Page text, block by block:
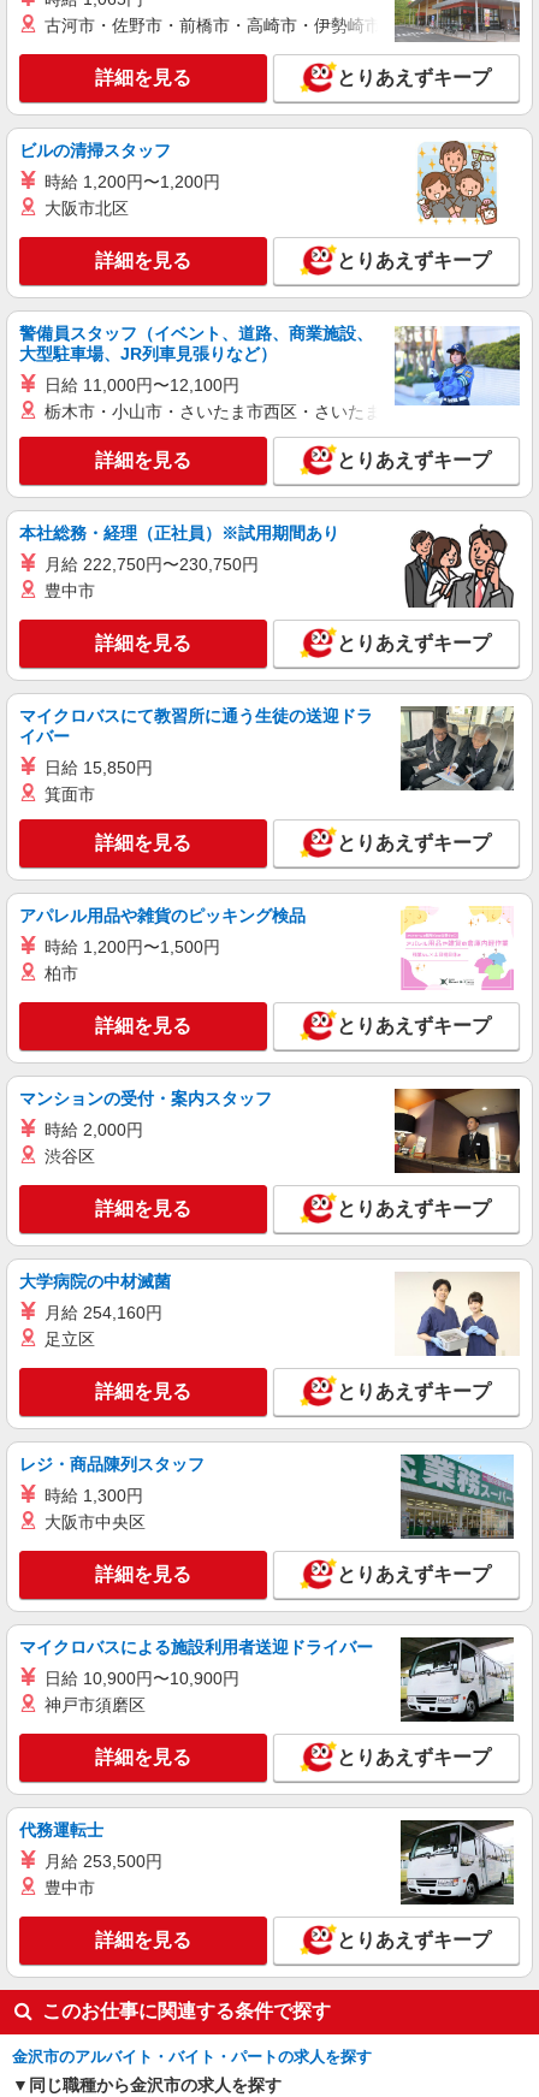
紹介予定派遣
【softbank】の携帯販売スタッフ
時給1500円〜1600円（経験・能力による） ※
残業代支給 ★交通費別途支給（規定あり） ゜
+゜・。○。・゜+゜・。○。・゜+゜ 入社祝い金10
万円支給(規定有) お友達を紹介頂くと, インセンテ
有）★ ゜・。○。・゜+゜・。○。・゜+゜
石川県金沢市のsoftbankショップ
詳細を見る
株式会社シエロ
スマホ携帯販売【楽天モバイル】
未経験：月給26万円〜 経験者：月給27万円〜
※残業代支給 ★交通費別途支給（規定あり） ゜
+゜・。○。・゜+゜・。○。・゜+゜ 入社祝い金10
万円支給(規定有) お友達を紹介頂くと, インセンテ
ィブ支給(規定有) ゜・。○。・゜+゜・。○。・゜
+゜
石川県金沢市の家電量販店
キープ 詳細を見る
株式会社シエロ
スマホ携帯販売【エーユー】
月給259200円 ※残業手当別途支給 ※研修期間
6か月・時給1500円〜 ★交通費別途支給（規定あ
り） ゜+゜・。○。・゜+゜・。○。・゜+゜ 入社
祝い金10万円支給(規定有) お友達を紹介頂くと, イ
ンセンティブ支給(規定有) ゜・。○。・゜+゜・。
○。・゜+゜
石川県金沢市の家電量販店
キープ 詳細を見る
派遣社員
株式会社シエロ
月給259200円 ※残業手当別途支給 ※研修期間
6か月・時給1500円〜 ★交通費別途支給（規定あ
祝い金10万円支給(規定有) お友達を紹介頂くと, イ
ンセンティブ支給(規定有) ゜・。○。・゜+゜・。
○。・゜+゜
石川県金沢市の家電量販店
キープ 詳細を見る
派遣社員
株式会社シエロ
【softbank】人気機種に詳しくなれる携帯販
売
給与 大卒・院卒：月給210000円〜350000
円 短大・専門卒：月給205000円〜350000
円 高卒：月給200000円〜350000
円 ※別途支給（時間外手当、地域手当、役割手
当、資格手当） ※個人実績に応じて報奨金・イン
センティブあり ※経験・能力・年齢を考慮して金
額を決定致します。 ＜補足事項＞ ・資格手当・役
割手当・地域手当（規定に応じて支給） ★交通費
別途支給（規定あり） ゜+゜・。○。・゜+゜ 入社
祝い金10万円支給(規定有) お友達を紹介頂くと, イ
ンセンティブ支給(規定有) ゜・。○。・゜+゜・。
石川県金沢市のsoftbankショップ
キープ 詳細を見る
株式会社シエロ
【楽天モバイル】の携帯販売スタッフ
月給245250円〜 ※残業代支給 ★交通費別途支
給（規定あり） ゜+゜・。○。・゜+゜・。
○。・゜+゜ 入社祝い金10万円支給(規定有) お友達
を紹介頂くと, インセンティブ支給(規定有) ゜・。
○。・゜+゜・。○。・゜+゜
石川県金沢市の楽天モバイルショップ
キープ 詳細を見る
紹介予定派遣
株式会社シエロ
携帯販売スタッフ
時給1250円〜1650円（経験・能力による） ※
残業代支給 ★交通費別途支給（規定あり） ゜
+゜・。○。・゜+゜・。○。・゜+゜ 入社祝い金10
万円支給(規定有) お友達を紹介頂くと, インセンテ
ィブ支給(規定有) ★月2回払い・週払い可能（規程
有）★ ゜・。○。・゜+゜・。○。・゜+゜
石川県金沢市の携帯ショップ
キープ 詳細を見る
紹介予定派遣
【ソフトバンク】の店舗スタッフ
給与 大卒・院卒：月給210000円〜350000
円 短大・専門卒：月給205000円〜350000
円 高卒：月給200000円〜350000
円 ※別途支給（時間外手当、地域手当、役割手
当、資格手当） ※個人実績に応じて報奨金・イン
センティブあり ※経験・能力・年齢を考慮して金
額を決定致します。 ＜補足事項＞ ・資格手当・役
割手当・地域手当（規定に応じて支給） ★交通費
別途支給（規定あり） ゜+゜・。○。・゜+゜ 入社
ンセンティブ支給(規定有) ゜・。○。・゜+゜・。
石川県金沢市のsoftbankショップ
キープ 詳細を見る
古河市・佐野市・前橋市・高崎市・伊勢崎市・太田市・館林市
詳細を見る とりあえずキープ
ビルの清掃スタッフ
時給 1,200円〜1,200円
大阪市北区
詳細を見る とりあえずキープ
警備員スタッフ（イベント、道路、商業施設、
大型駐車場、JR列車見張りなど）
日給 11,000円〜12,100円
栃木市・小山市・さいたま市西区・さいたま市岩槻区・久喜市・
詳細を見る とりあえずキープ
本社総務・経理（正社員）※試用期間あり
月給 222,750円〜230,750円
豊中市
詳細を見る とりあえずキープ
マイクロバスにて教習所に通う生徒の送迎ドラ
イバー
日給 15,850円
箕面市
詳細を見る とりあえずキープ
アパレル用品や雑貨のピッキング検品
時給 1,200円〜1,500円
柏市
詳細を見る とりあえずキープ
マンションの受付・案内スタッフ
時給 2,000円
渋谷区
詳細を見る とりあえずキープ
大学病院の中材滅菌
月給 254,160円
足立区
詳細を見る とりあえずキープ
レジ・商品陳列スタッフ
時給 1,300円
大阪市中央区
詳細を見る とりあえずキープ
マイクロバスによる施設利用者送迎ドライバー
日給 10,900円〜10,900円
神戸市須磨区
詳細を見る とりあえずキープ
代務運転士
月給 253,500円
豊中市
詳細を見る とりあえずキープ
このお仕事に関連する条件で探す
金沢市のアルバイト・バイト・パートの求人を探す
同じ職種から金沢市の求人を探す